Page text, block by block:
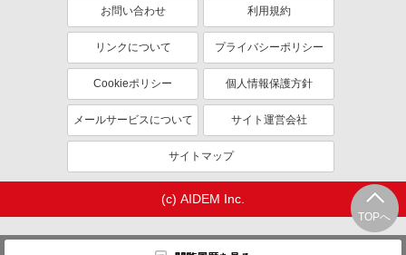
TOPへ
お問い合わせ 利用規約
リンクについて プライバシーポリシー
Cookieポリシー 個人情報保護方針
メールサービスについて サイト運営会社
サイトマップ
(c) AIDEM Inc.